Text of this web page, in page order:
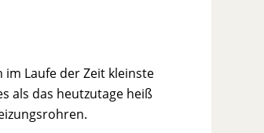
im Laufe der Zeit kleinste
als das heutzutage heiß